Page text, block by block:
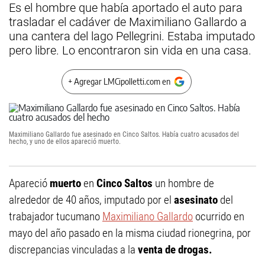
Es el hombre que había aportado el auto para
trasladar el cadáver de Maximiliano Gallardo a
una cantera del lago Pellegrini. Estaba imputado
pero libre. Lo encontraron sin vida en una casa.
+ Agregar LMCipolletti.com en
Maximiliano Gallardo fue asesinado en Cinco Saltos. Había cuatro acusados del
hecho, y uno de ellos apareció muerto.
Apareció muertoen Cinco Saltos un hombre de
alrededor de 40 años, imputado por el asesinato del
trabajador tucumano Maximiliano Gallardo ocurrido en
mayo del año pasado en la misma ciudad rionegrina, por
discrepancias vinculadas a la venta de drogas.